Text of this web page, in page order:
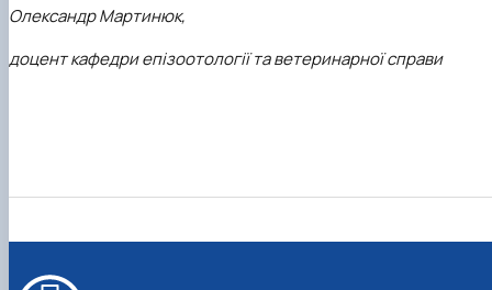
Олександр Мартинюк,
доцент кафедри епізоотології та ветеринарної справи